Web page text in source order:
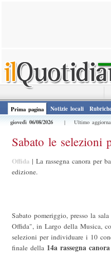
Prima pagina Notizie locali
giovedì 06/08/2026
| Ultimo
Sabato le selezioni
Offida | La rassegna canora per
edizione.
Sabato pomeriggio, presso la
Offida", in Largo della Musica,
selezioni per individuare i 10
finale della 14a rassegna